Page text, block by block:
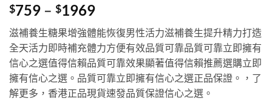
$759 – $1969Price
range:
$759
through
$1969
滋補養生糖果增強體能恢復男性活力滋補養生提升精力打造
全天活力即時補充體力方便有效品質可靠品質可靠立即擁有
信心之選值得信賴品質可靠效果顯著值得信賴推薦選購立即
擁有信心之選。品質可靠立即擁有信心之選正品保證。，了
解更多，香港正品現貨速發品質保證信心之選。